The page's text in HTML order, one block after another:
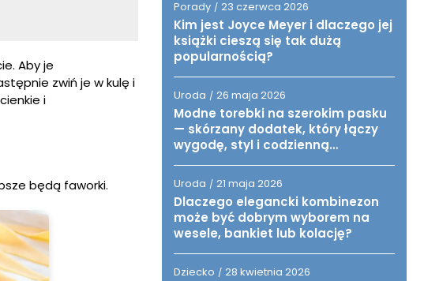
Aby je
zwiń je w kulę i
i
będą faworki.
Porady / 23 czerwca 2026
Kim jest Joyce Meyer i dlaczego jej
książki cieszą się tak dużą
popularnością?
Uroda / 26 maja 2026
Modne torebki na szerokim pasku
— skórzany dodatek, który łączy
wygodę, styl i codzienną
Uroda / 21 maja 2026
Dlaczego elegancki kombinezon
może być dobrym wyborem na
wesele, bankiet lub kolację?
Dziecko / 28 kwietnia 2026